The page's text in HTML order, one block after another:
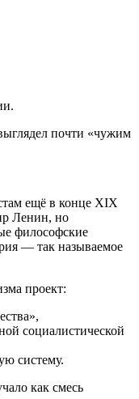
почти «чужим
ещё в конце XIX
Ленин, но
философские
— так называемое
проект:
социалистической
систему.
как смесь